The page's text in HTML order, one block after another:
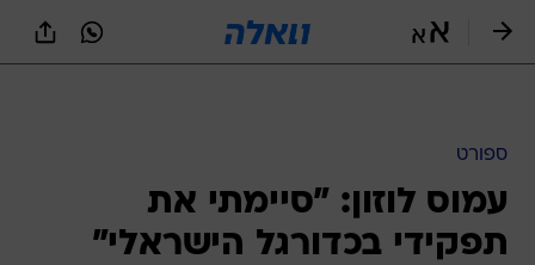
ספורט
עמוס לוזון: "סיימתי את
תפקידי בכדורגל הישראלי"